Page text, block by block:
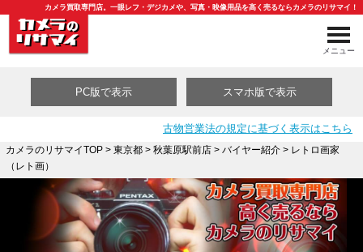
カメラ買取専門店。一眼レフ・デジカメや、写真・映像用品を高く売るならカメラのリサマイ！
メニュー
PC版で表示 スマホ版で表示
古物営業法の規定に基づく表示はこちら
カメラのリサマイTOP> 東京都> 秋葉原駅前店> バイヤー紹介> レトロ画家
（レト画）